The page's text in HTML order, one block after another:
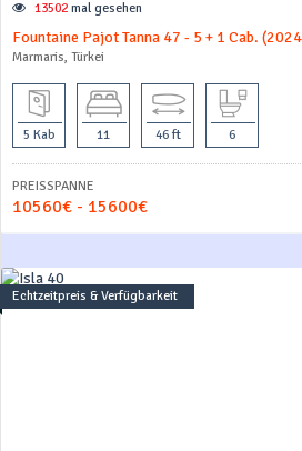
13502 mal gesehen
Fountaine Pajot Tanna 47 - 5 + 1 Cab.
Marmaris, Türkei
5 Kab 11 46 ft 6
PREISSPANNE
10560€ - 15600€
Echtzeitpreis & Verfügbarkeit